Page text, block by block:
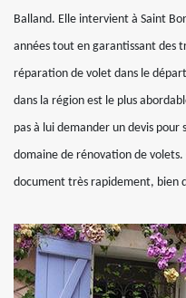
Balland. Elle intervient à Saint
années tout en garantissant des
réparation de volet dans le
dans la région est le plus
pas à lui demander un devis pour
domaine de rénovation de
document très rapidement,